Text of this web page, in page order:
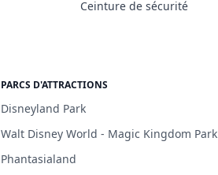
Ceinture de sécurité
PARCS D'ATTRACTIONS
Disneyland Park
Walt Disney World - Magic Kingdom Park
Phantasialand